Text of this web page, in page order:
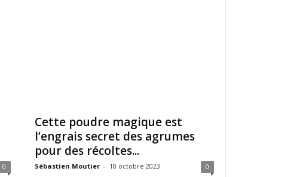
0
Cette poudre magique est
l’engrais secret des agrumes
pour des récoltes...
Sébastien Moutier - 18 octobre 2023 0